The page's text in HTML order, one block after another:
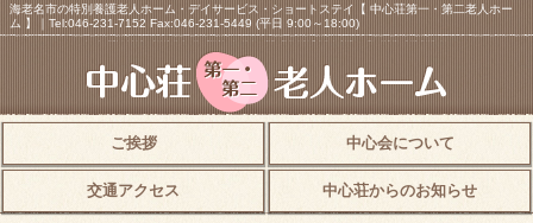
海老名市の特別養護老人ホーム・デイサービス・ショートステイ【 中心荘第一・第二老人ホー
ム 】｜Tel:046-231-7152 Fax:046-231-5449 (平日 9:00～18:00)
ご挨拶 中心会について
交通アクセス 中心荘からのお知らせ